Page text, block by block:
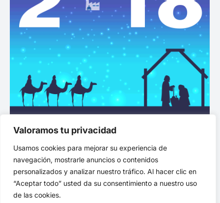
Valoramos tu privacidad
Usamos cookies para mejorar su experiencia de
navegación, mostrarle anuncios o contenidos
personalizados y analizar nuestro tráfico. Al hacer clic en
“Aceptar todo” usted da su consentimiento a nuestro uso
de las cookies.
Feliz Navidad y un Próspero 2018
Escuela Industriales Porindusupm 22 diciembre, 2017